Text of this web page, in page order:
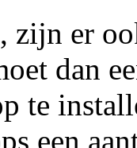
zijn er
dan
te
een